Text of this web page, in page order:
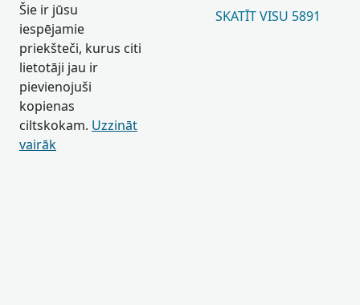
Šie ir jūsu
iespējamie
priekšteči, kurus citi
lietotāji jau ir
pievienojuši
kopienas
ciltskokam. Uzzināt
vairāk
SKATĪT VISU 5891